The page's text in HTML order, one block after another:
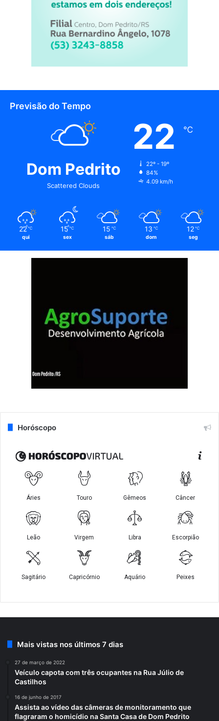
Previsão do Tempo
Dom Pedrito
Scattered Clouds
22 ℃
22º - 19º
84%
4.09 km/h
22 ℃
qui
15 ℃
sex
15 ℃
sáb
13 ℃
dom
12 ℃
seg
Horóscopo
Mais vistas nos últimos 7 dias
27 de março de 2022
Veículo capota com três ocupantes na Rua Júlio de
Castilhos
16 de junho de 2017
Assista ao vídeo das câmeras de monitoramento que
flagraram o homicídio na Santa Casa de Dom Pedrito